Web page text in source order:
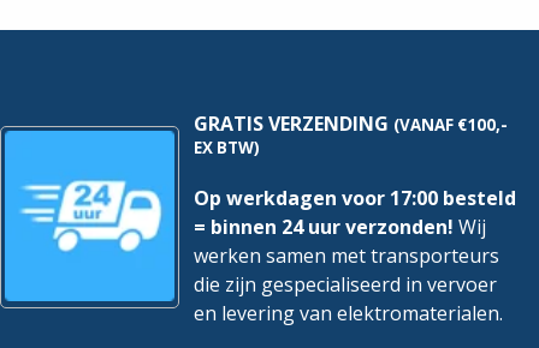
stuks stuks
GRATIS VERZENDING (VANAF €100,-
EX BTW)
Op werkdagen voor 17:00 besteld
= binnen 24 uur verzonden! Wij
werken samen met transporteurs
die zijn gespecialiseerd in vervoer
en levering van elektromaterialen.